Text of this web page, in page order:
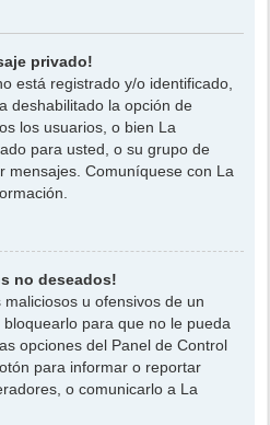
privado!
está registrado y/o identificado,
deshabilitado la opción de
los usuarios, o bien La
para usted, o su grupo de
mensajes. Comuníquese con La
no deseados!
u ofensivos de un
para que no le pueda
opciones del Panel de Control
para informar o reportar
o comunicarlo a La